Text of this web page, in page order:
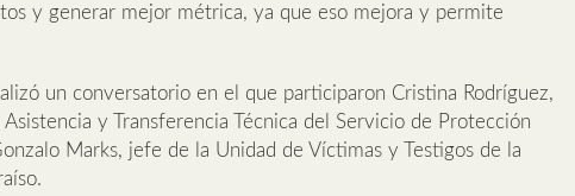
y generar mejor métrica, ya que eso mejora y permite
un conversatorio en el que participaron Cristina Rodríguez,
y Transferencia Técnica del Servicio de Protección
Marks, jefe de la Unidad de Víctimas y Testigos de la